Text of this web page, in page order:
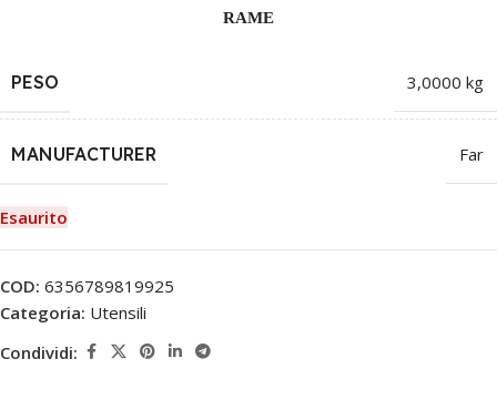
RAME
PESO 3,0000 kg
MANUFACTURER Far
Esaurito
COD: 6356789819925
Categoria: Utensili
Condividi: